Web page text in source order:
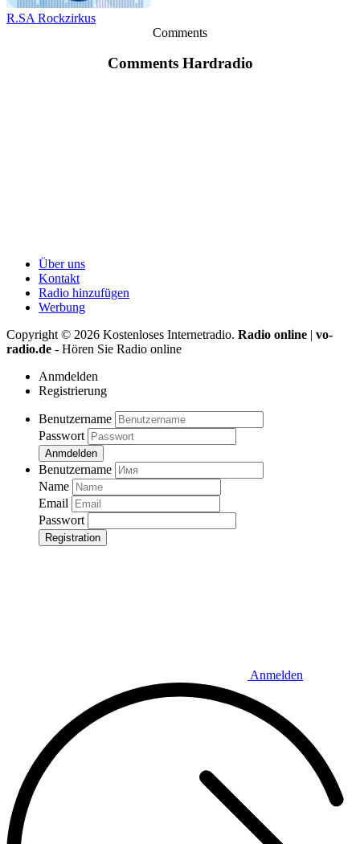
R.SA Rockzirkus
Comments
Comments Hardradio
Über uns
Kontakt
Radio hinzufügen
Werbung
Copyright © 2026 Kostenloses Internetradio. Radio online | vo-
radio.de - Hören Sie Radio online
Anmdelden
Registrierung
Benutzername
Passwort
Anmdelden
Benutzername
Name
Email
Passwort
Registration
Anmelden